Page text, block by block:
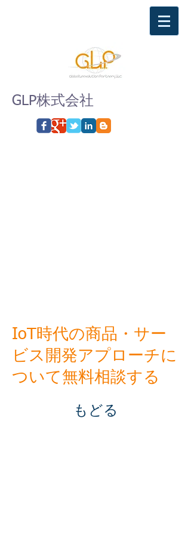
GLP株式会社
IoT時代の商品・サー
ビス開発アプローチに
ついて無料相談する
もどる